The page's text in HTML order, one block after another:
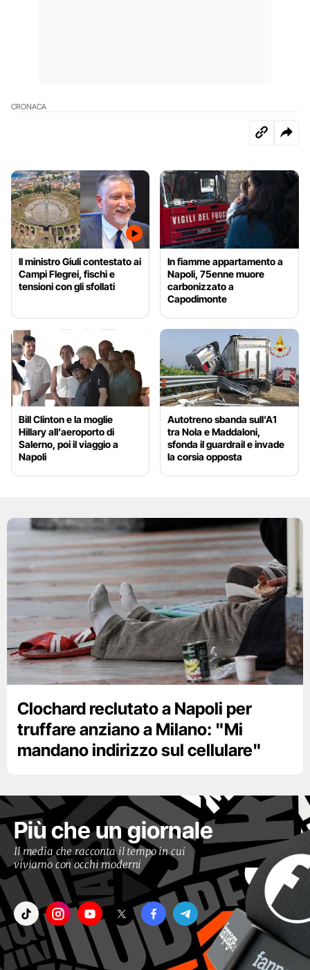
CRONACA
Il ministro Giuli contestato ai
Campi Flegrei, fischi e
tensioni con gli sfollati
In fiamme appartamento a
Napoli, 75enne muore
carbonizzato a
Capodimonte
Bill Clinton e la moglie
Hillary all’aeroporto di
Salerno, poi il viaggio a
Napoli
Autotreno sbanda sull’A1
tra Nola e Maddaloni,
sfonda il guardrail e invade
la corsia opposta
Clochard reclutato a Napoli per
truffare anziano a Milano: "Mi
mandano indirizzo sul cellulare"
Più che un giornale
Il media che racconta il tempo in cui
viviamo con occhi moderni